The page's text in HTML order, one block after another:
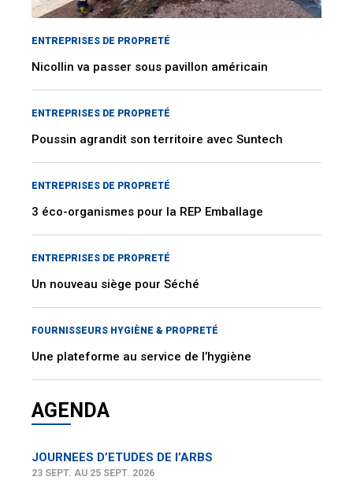
ENTREPRISES DE PROPRETÉ
Nicollin va passer sous pavillon américain
ENTREPRISES DE PROPRETÉ
Poussin agrandit son territoire avec Suntech
ENTREPRISES DE PROPRETÉ
3 éco-organismes pour la REP Emballage
ENTREPRISES DE PROPRETÉ
Un nouveau siège pour Séché
FOURNISSEURS HYGIÈNE & PROPRETÉ
Une plateforme au service de l’hygiène
AGENDA
JOURNEES D’ETUDES DE l’ARBS
23 SEPT. AU 25 SEPT. 2026